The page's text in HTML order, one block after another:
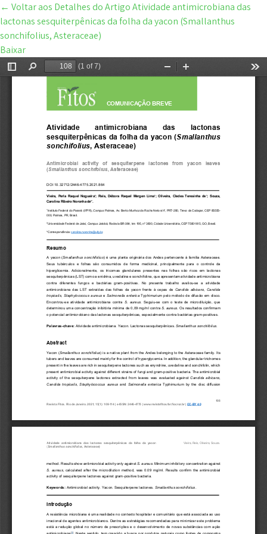
← Voltar aos Detalhes do ArtigoAtividade antimicrobiana das
lactonas sesquiterpênicas da folha da yacon (Smallanthus
sonchifolius, Asteraceae)
Baixar